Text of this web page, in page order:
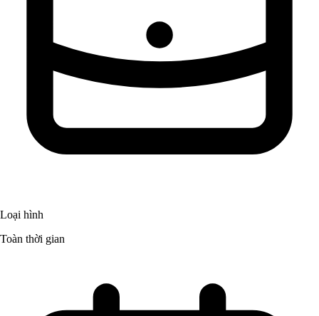
Loại hình
Toàn thời gian